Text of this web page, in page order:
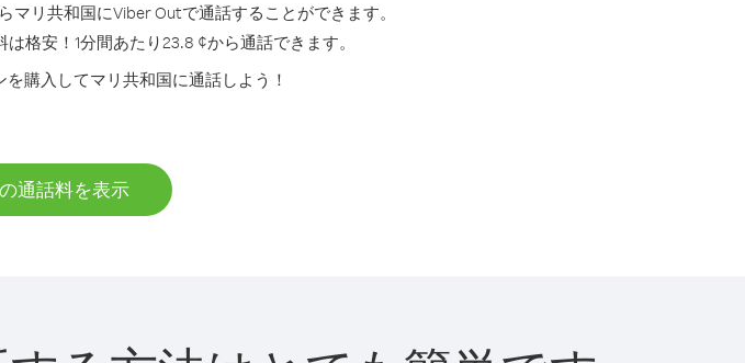
リ共和国にViber Outで通話することができます。
格安！1分間あたり23.8 ¢から通話できます。
購入してマリ共和国に通話しよう！
通話料を表示